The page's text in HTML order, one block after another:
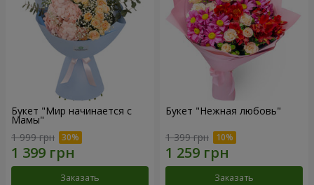
Букет "Мир начинается с
Мамы"
1 999 грн
Заказать
Букет "Нежная любовь"
1 399 грн
Заказать